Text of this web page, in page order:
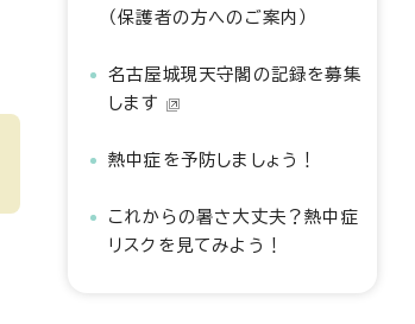
（保護者の方へのご案内）
名古屋城現天守閣の記録を募集
します
熱中症を予防しましょう！
これからの暑さ大丈夫？熱中症
リスクを見てみよう！